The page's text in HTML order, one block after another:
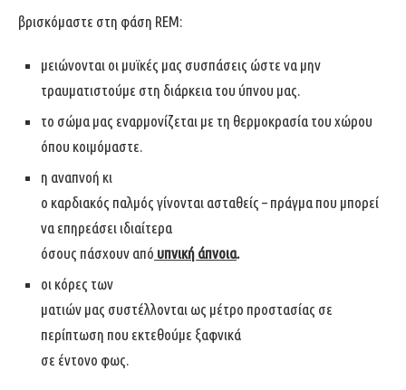
βρισκόμαστε στη φάση REM:
μειώνονται οι μυϊκές μας συσπάσεις ώστε να μην
τραυματιστούμε στη διάρκεια του ύπνου μας.
το σώμα μας εναρμονίζεται με τη θερμοκρασία του χώρου
όπου κοιμόμαστε.
η αναπνοή κι
ο καρδιακός παλμός γίνονται ασταθείς – πράγμα που μπορεί
να επηρεάσει ιδιαίτερα
όσους πάσχουν από υπνική άπνοια.
οι κόρες των
ματιών μας συστέλλονται ως μέτρο προστασίας σε
περίπτωση που εκτεθούμε ξαφνικά
σε έντονο φως.